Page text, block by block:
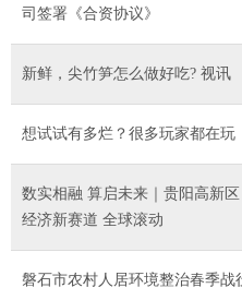
司签署《合资协议》
新鲜，尖竹笋怎么做好吃? 视讯
想试试有多烂？很多玩家都在玩
数实相融 算启未来｜贵阳高新
经济新赛道 全球滚动
磐石市农村人居环境整治春季战